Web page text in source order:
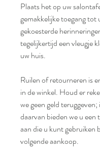
Plaats het op uw
gemakkelijke toegang tot
gekoesterde
tegelijkertijd een vleugje
uw huis.
Ruilen of retourneren is
in de winkel. Houd er
we geen geld
daarvan bieden we u een
aan die u kunt gebruiken
volgende aankoop.